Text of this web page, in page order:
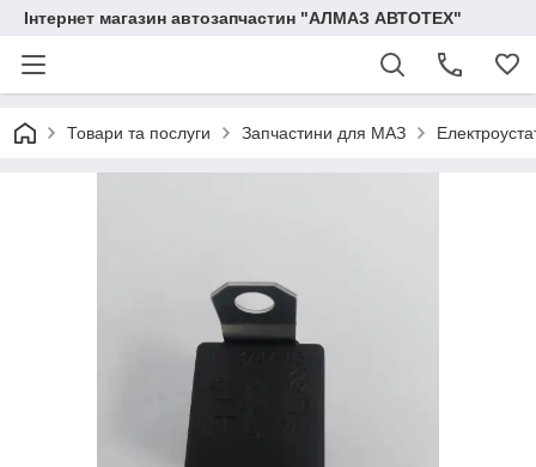
Інтернет магазин автозапчастин "АЛМАЗ АВТОТЕХ"
Товари та послуги Запчастини для МАЗ